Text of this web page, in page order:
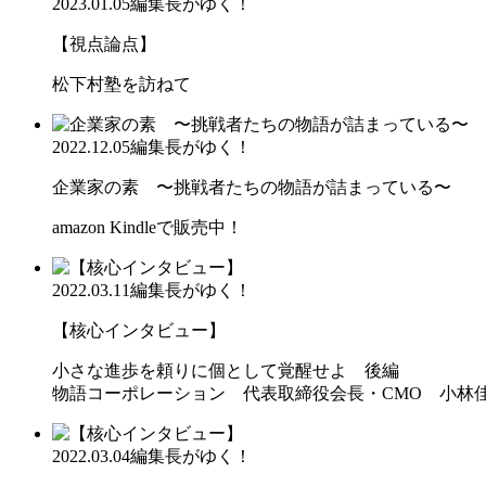
【視点論点】
松下村塾を訪ねて
2022.12.05編集長がゆく！
企業家の素 〜挑戦者たちの物語が詰まっている〜
amazon Kindleで販売中！
2022.03.11編集長がゆく！
【核心インタビュー】
小さな進歩を頼りに個として覚醒せよ 後編
物語コーポレーション 代表取締役会長・CMO 小林
2022.03.04編集長がゆく！